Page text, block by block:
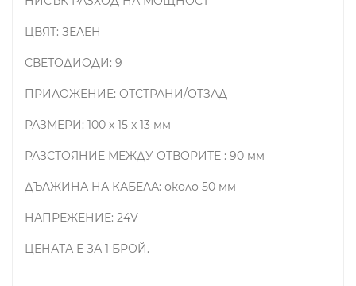
ЦВЯТ: ЗЕЛЕН
СВЕТОДИОДИ: 9
ПРИЛОЖЕНИЕ: ОТСТРАНИ/ОТЗАД
РАЗМЕРИ: 100 x 15 x 13 мм
РАЗСТОЯНИЕ МЕЖДУ ОТВОРИТЕ : 90 мм
ДЪЛЖИНА НА КАБЕЛА: около 50 мм
НАПРЕЖЕНИЕ: 24V
ЦЕНАТА Е ЗА 1 БРОЙ.